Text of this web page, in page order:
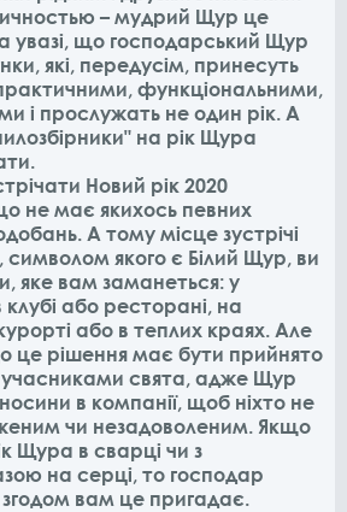
– мудрий Щур це
увазі, що господарський Щур
які, передусім, принесуть
функціональними,
і прослужать не один рік. А
на рік Щура
Новий рік 2020
не має якихось певних
А тому місце зустрічі
символом якого є Білий Щур, ви
яке вам заманеться: у
клубі або ресторані, на
або в теплих краях. Але
це рішення має бути прийнято
учасниками свята, адже Щур
в компанії, щоб ніхто не
чи незадоволеним. Якщо
Щура в сварці чи з
на серці, то господар
згодом вам це пригадає.